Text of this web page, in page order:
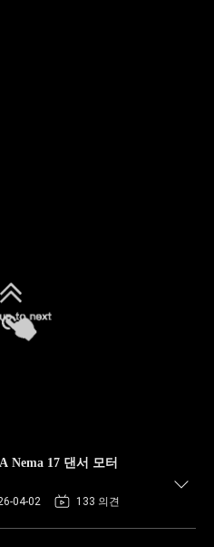
Nema 17 댄서 모터
04-02 133 의견